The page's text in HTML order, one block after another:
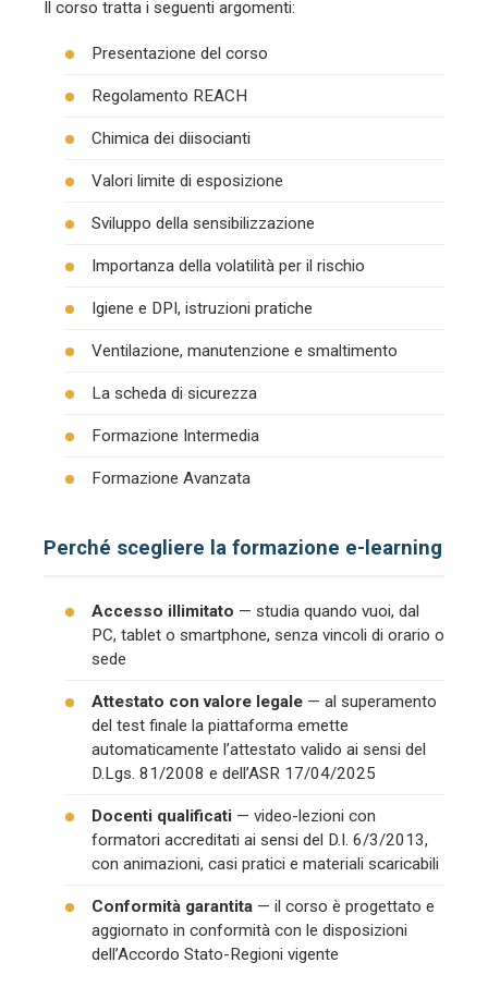
Il corso tratta i seguenti argomenti:
Presentazione del corso
Regolamento REACH
Chimica dei diisocianti
Valori limite di esposizione
Sviluppo della sensibilizzazione
Importanza della volatilità per il rischio
Igiene e DPI, istruzioni pratiche
Ventilazione, manutenzione e smaltimento
La scheda di sicurezza
Formazione Intermedia
Formazione Avanzata
Perché scegliere la formazione e-learning
Accesso illimitato — studia quando vuoi, dal
PC, tablet o smartphone, senza vincoli di orario o
sede
Attestato con valore legale — al superamento
del test finale la piattaforma emette
automaticamente l’attestato valido ai sensi del
D.Lgs. 81/2008 e dell’ASR 17/04/2025
Docenti qualificati — video-lezioni con
formatori accreditati ai sensi del D.I. 6/3/2013,
con animazioni, casi pratici e materiali scaricabili
Conformità garantita — il corso è progettato e
aggiornato in conformità con le disposizioni
dell’Accordo Stato-Regioni vigente